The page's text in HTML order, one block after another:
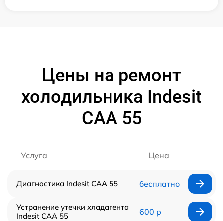
Цены на ремонт
холодильника Indesit
CAA 55
Услуга Цена
Диагностика Indesit CAA 55 бесплатно
Устранение утечки хладагента
Indesit CAA 55
600 р